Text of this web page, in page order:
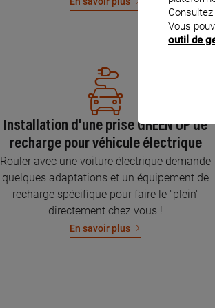
Installation d'une prise GREEN'UP de
recharge pour véhicule électrique
Rouler avec une voiture électrique demande
quelques adaptations et un équipement de
recharge spécifique pour faire le "plein"
directement chez vous !
En savoir plus
Vous
outil de